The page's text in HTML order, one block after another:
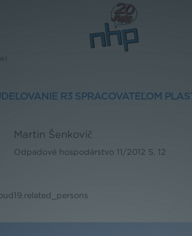
R3 SPRACOVATEĽOM
Martin Šenkovič
Odpadové hospodárstvo 11/2012 S. 12